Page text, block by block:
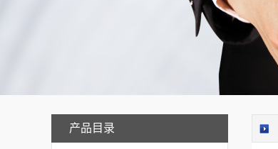
产品目录